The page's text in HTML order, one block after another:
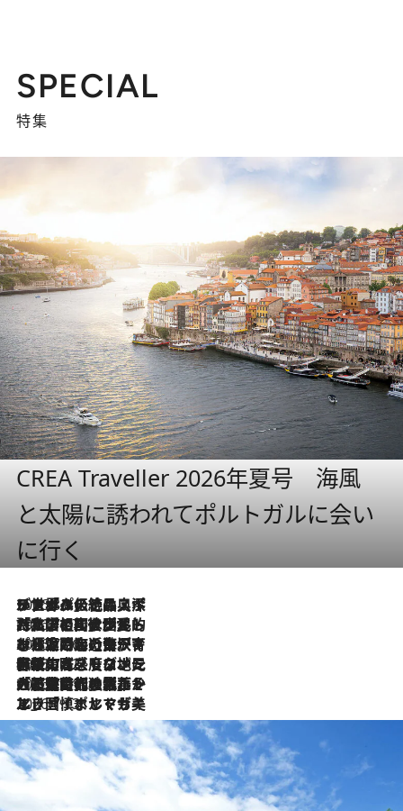
SPECIAL
特集
CREA Traveller 2026年夏号 海風
と太陽に誘われてポルトガルに会い
に行く
2026.8.8
リスボンの絶品スイーツ「パステル・デ・ナタ」とは？ポルトガル伝統の奥深い世界へ
2026.7.27
「私の祖国はポルトガル語です」国民的詩人フェルナンド・ペソアと、彼が愛した文学の街を歩く
2026.7.26
ポルトガル近海が育む極上の海の幸。キリリと冷えた白ワインと愉しむ、シーフード専門店の贅沢
2026.7.22
伝統の味をモダンに昇華。高感度な地元客が集う、リスボンの最旬ガストロノミー
2026.7.21
大航海時代の栄華から、震災、独裁、そして革命へ。ポルトガル・首都リスボンの石畳に刻まれた「歴史の光と影」
2026.7.13
エッセイ・ヤマザキマリ「慎ましくも美しき国 ポルトガル」